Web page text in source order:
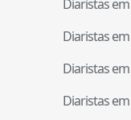
Diaristas em
Diaristas em
Diaristas em
Diaristas em